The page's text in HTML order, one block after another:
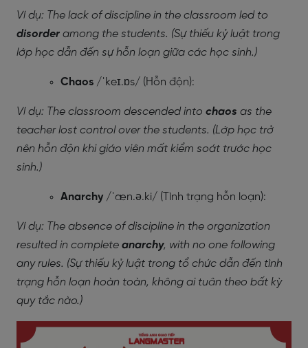
Ví dụ: The lack of discipline in the classroom led to
disorder among the students. (Sự thiếu kỷ luật trong
lớp học dẫn đến sự hỗn loạn giữa các học sinh.)
Chaos /ˈkeɪ.ɒs/ (Hỗn độn):
Ví dụ: The classroom descended into chaos as the
teacher lost control over the students. (Lớp học trở
nên hỗn độn khi giáo viên mất kiểm soát trước học
sinh.)
Anarchy /ˈæn.ə.ki/ (Tình trạng hỗn loạn):
Ví dụ: The absence of discipline in the organization
resulted in complete anarchy, with no one following
any rules. (Sự thiếu kỷ luật trong tổ chức dẫn đến tình
trạng hỗn loạn hoàn toàn, không ai tuân theo bất kỳ
quy tắc nào.)